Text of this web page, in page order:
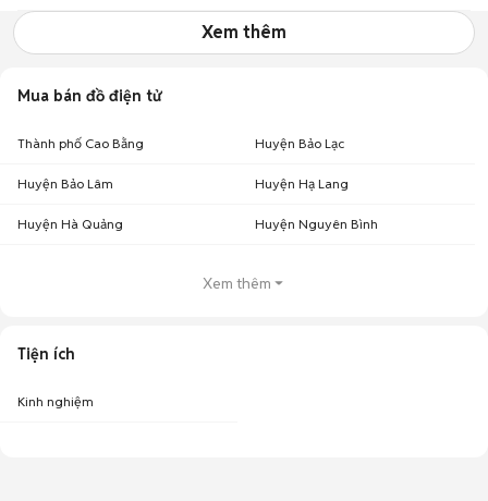
Xem thêm
Mua bán đồ điện tử
Thành phố Cao Bằng Huyện Bảo Lạc
Huyện Bảo Lâm Huyện Hạ Lang
Huyện Hà Quảng Huyện Nguyên Bình
Xem thêm
Tiện ích
Kinh nghiệm